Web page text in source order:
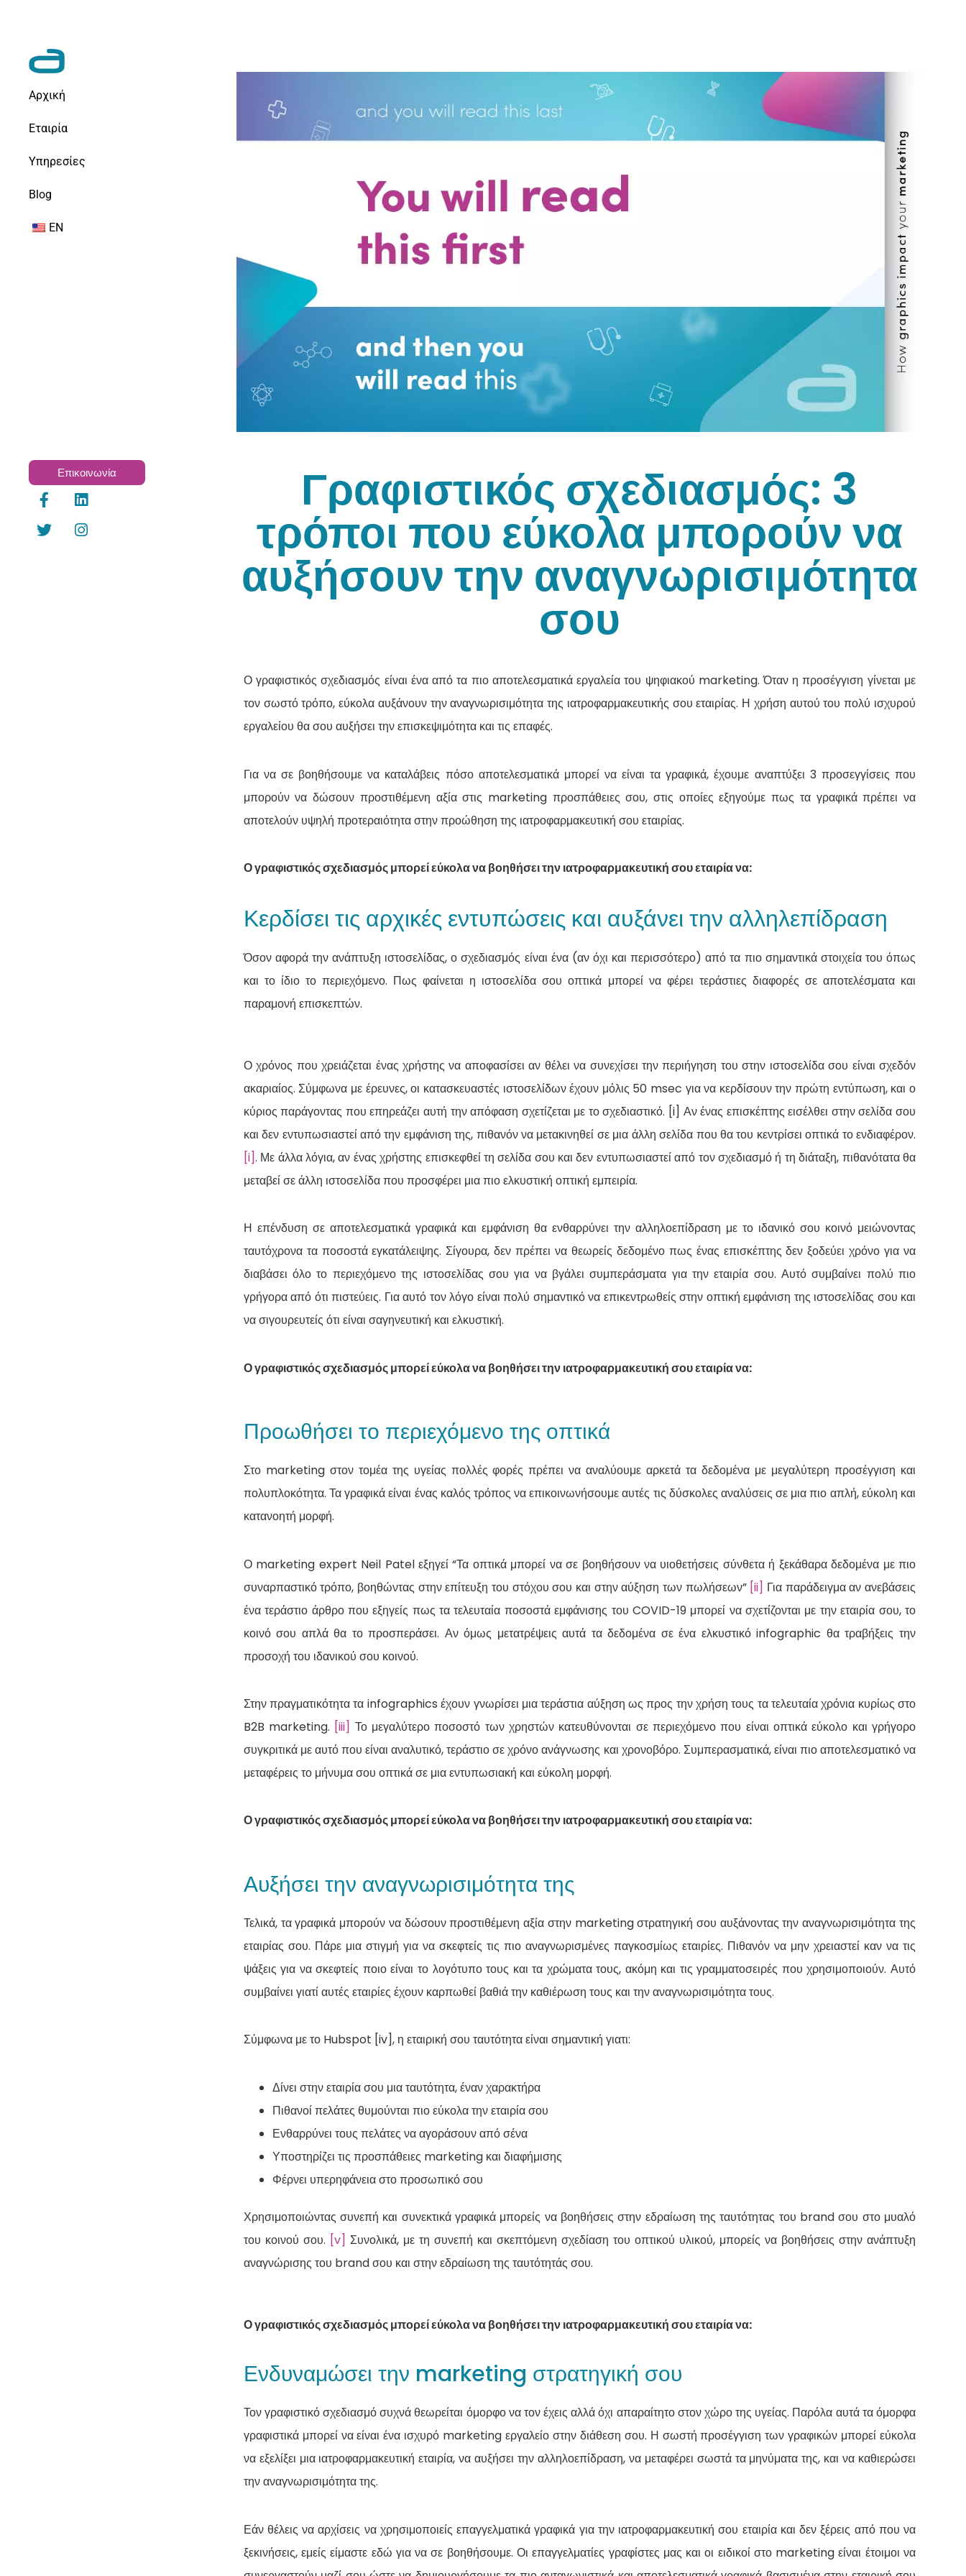
Αρχική
Εταιρία
Υπηρεσίες
Blog
EN
Επικοινωνία Γραφιστικός σχεδιασμός: 3
τρόποι που εύκολα μπορούν να
αυξήσουν την αναγνωρισιμότητα
σου
Ο γραφιστικός σχεδιασμός είναι ένα από τα πιο αποτελεσματικά εργαλεία του ψηφιακού marketing. Όταν η προσέγγιση γίνεται με
τον σωστό τρόπο, εύκολα αυξάνουν την αναγνωρισιμότητα της ιατροφαρμακευτικής σου εταιρίας. Η χρήση αυτού του πολύ ισχυρού
εργαλείου θα σου αυξήσει την επισκεψιμότητα και τις επαφές.
Για να σε βοηθήσουμε να καταλάβεις πόσο αποτελεσματικά μπορεί να είναι τα γραφικά, έχουμε αναπτύξει 3 προσεγγίσεις που
μπορούν να δώσουν προστιθέμενη αξία στις marketing προσπάθειες σου, στις οποίες εξηγούμε πως τα γραφικά πρέπει να
αποτελούν υψηλή προτεραιότητα στην προώθηση της ιατροφαρμακευτική σου εταιρίας.
Ο γραφιστικός σχεδιασμός μπορεί εύκολα να βοηθήσει την ιατροφαρμακευτική σου εταιρία να:
Κερδίσει τις αρχικές εντυπώσεις και αυξάνει την αλληλεπίδραση
Όσον αφορά την ανάπτυξη ιστοσελίδας, ο σχεδιασμός είναι ένα (αν όχι και περισσότερο) από τα πιο σημαντικά στοιχεία του όπως
και το ίδιο το περιεχόμενο. Πως φαίνεται η ιστοσελίδα σου οπτικά μπορεί να φέρει τεράστιες διαφορές σε αποτελέσματα και
παραμονή επισκεπτών.
Ο χρόνος που χρειάζεται ένας χρήστης να αποφασίσει αν θέλει να συνεχίσει την περιήγηση του στην ιστοσελίδα σου είναι σχεδόν
ακαριαίος. Σύμφωνα με έρευνες, οι κατασκευαστές ιστοσελίδων έχουν μόλις 50 msec για να κερδίσουν την πρώτη εντύπωση, και ο
κύριος παράγοντας που επηρεάζει αυτή την απόφαση σχετίζεται με το σχεδιαστικό. [i] Αν ένας επισκέπτης εισέλθει στην σελίδα σου
και δεν εντυπωσιαστεί από την εμφάνιση της, πιθανόν να μετακινηθεί σε μια άλλη σελίδα που θα του κεντρίσει οπτικά το ενδιαφέρον.
[i]. Με άλλα λόγια, αν ένας χρήστης επισκεφθεί τη σελίδα σου και δεν εντυπωσιαστεί από τον σχεδιασμό ή τη διάταξη, πιθανότατα θα
μεταβεί σε άλλη ιστοσελίδα που προσφέρει μια πιο ελκυστική οπτική εμπειρία.
Η επένδυση σε αποτελεσματικά γραφικά και εμφάνιση θα ενθαρρύνει την αλληλοεπίδραση με το ιδανικό σου κοινό μειώνοντας
ταυτόχρονα τα ποσοστά εγκατάλειψης. Σίγουρα, δεν πρέπει να θεωρείς δεδομένο πως ένας επισκέπτης δεν ξοδεύει χρόνο για να
διαβάσει όλο το περιεχόμενο της ιστοσελίδας σου για να βγάλει συμπεράσματα για την εταιρία σου. Αυτό συμβαίνει πολύ πιο
γρήγορα από ότι πιστεύεις. Για αυτό τον λόγο είναι πολύ σημαντικό να επικεντρωθείς στην οπτική εμφάνιση της ιστοσελίδας σου και
να σιγουρευτείς ότι είναι σαγηνευτική και ελκυστική.
Ο γραφιστικός σχεδιασμός μπορεί εύκολα να βοηθήσει την ιατροφαρμακευτική σου εταιρία να:
Προωθήσει το περιεχόμενο της οπτικά
Στο marketing στον τομέα της υγείας πολλές φορές πρέπει να αναλύουμε αρκετά τα δεδομένα με μεγαλύτερη προσέγγιση και
πολυπλοκότητα. Τα γραφικά είναι ένας καλός τρόπος να επικοινωνήσουμε αυτές τις δύσκολες αναλύσεις σε μια πιο απλή, εύκολη και
κατανοητή μορφή.
Ο marketing expert Neil Patel εξηγεί “Τα οπτικά μπορεί να σε βοηθήσουν να υιοθετήσεις σύνθετα ή ξεκάθαρα δεδομένα με πιο
συναρπαστικό τρόπο, βοηθώντας στην επίτευξη του στόχου σου και στην αύξηση των πωλήσεων” [ii] Για παράδειγμα αν ανεβάσεις
ένα τεράστιο άρθρο που εξηγείς πως τα τελευταία ποσοστά εμφάνισης του COVID-19 μπορεί να σχετίζονται με την εταιρία σου, το
κοινό σου απλά θα το προσπεράσει. Αν όμως μετατρέψεις αυτά τα δεδομένα σε ένα ελκυστικό infographic θα τραβήξεις την
προσοχή του ιδανικού σου κοινού.
Στην πραγματικότητα τα infographics έχουν γνωρίσει μια τεράστια αύξηση ως προς την χρήση τους τα τελευταία χρόνια κυρίως στο
B2B marketing. [iii] Το μεγαλύτερο ποσοστό των χρηστών κατευθύνονται σε περιεχόμενο που είναι οπτικά εύκολο και γρήγορο
συγκριτικά με αυτό που είναι αναλυτικό, τεράστιο σε χρόνο ανάγνωσης και χρονοβόρο. Συμπερασματικά, είναι πιο αποτελεσματικό να
μεταφέρεις το μήνυμα σου οπτικά σε μια εντυπωσιακή και εύκολη μορφή.
Ο γραφιστικός σχεδιασμός μπορεί εύκολα να βοηθήσει την ιατροφαρμακευτική σου εταιρία να:
Αυξήσει την αναγνωρισιμότητα της
Τελικά, τα γραφικά μπορούν να δώσουν προστιθέμενη αξία στην marketing στρατηγική σου αυξάνοντας την αναγνωρισιμότητα της
εταιρίας σου. Πάρε μια στιγμή για να σκεφτείς τις πιο αναγνωρισμένες παγκοσμίως εταιρίες. Πιθανόν να μην χρειαστεί καν να τις
ψάξεις για να σκεφτείς ποιο είναι το λογότυπο τους και τα χρώματα τους, ακόμη και τις γραμματοσειρές που χρησιμοποιούν. Αυτό
συμβαίνει γιατί αυτές εταιρίες έχουν καρπωθεί βαθιά την καθιέρωση τους και την αναγνωρισιμότητα τους.
Σύμφωνα με το Hubspot [iv], η εταιρική σου ταυτότητα είναι σημαντική γιατι:
Δίνει στην εταιρία σου μια ταυτότητα, έναν χαρακτήρα
Πιθανοί πελάτες θυμούνται πιο εύκολα την εταιρία σου
Ενθαρρύνει τους πελάτες να αγοράσουν από σένα
Υποστηρίζει τις προσπάθειες marketing και διαφήμισης
Φέρνει υπερηφάνεια στο προσωπικό σου
Χρησιμοποιώντας συνεπή και συνεκτικά γραφικά μπορείς να βοηθήσεις στην εδραίωση της ταυτότητας του brand σου στο μυαλό
του κοινού σου. [v] Συνολικά, με τη συνεπή και σκεπτόμενη σχεδίαση του οπτικού υλικού, μπορείς να βοηθήσεις στην ανάπτυξη
αναγνώρισης του brand σου και στην εδραίωση της ταυτότητάς σου.
Ο γραφιστικός σχεδιασμός μπορεί εύκολα να βοηθήσει την ιατροφαρμακευτική σου εταιρία να:
Ενδυναμώσει την marketing στρατηγική σου
Τον γραφιστικό σχεδιασμό συχνά θεωρείται όμορφο να τον έχεις αλλά όχι απαραίτητο στον χώρο της υγείας. Παρόλα αυτά τα όμορφα
γραφιστικά μπορεί να είναι ένα ισχυρό marketing εργαλείο στην διάθεση σου. Η σωστή προσέγγιση των γραφικών μπορεί εύκολα
να εξελίξει μια ιατροφαρμακευτική εταιρία, να αυξήσει την αλληλοεπίδραση, να μεταφέρει σωστά τα μηνύματα της, και να καθιερώσει
την αναγνωρισιμότητα της.
Εάν θέλεις να αρχίσεις να χρησιμοποιείς επαγγελματικά γραφικά για την ιατροφαρμακευτική σου εταιρία και δεν ξέρεις από που να
ξεκινήσεις, εμείς είμαστε εδώ για να σε βοηθήσουμε. Οι επαγγελματίες γραφίστες μας και οι ειδικοί στο marketing είναι έτοιμοι να